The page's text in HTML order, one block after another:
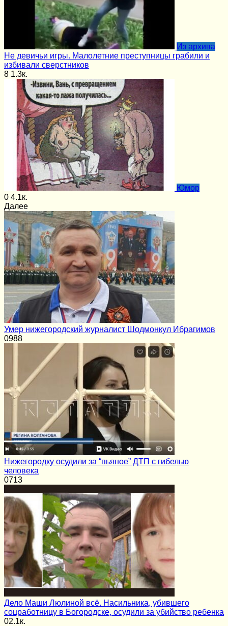
Из архива
Не девичьи игры. Малолетние преступницы грабили и
избивали сверстников
8 1.3к.
Юмор
0 4.1к.
Далее
Умер нижегородский журналист Шодмонкул Ибрагимов
0988
Нижегородку осудили за “пьяное” ДТП с гибелью
человека
0713
Дело Маши Люлиной всё. Насильника, убившего
соцработницу в Богородске, осудили за убийство ребенка
02.1к.